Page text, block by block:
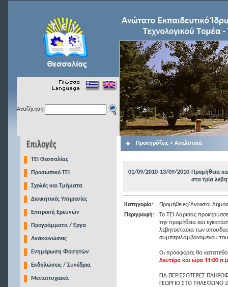
Αναζήτηση:
TEI Θεσσαλίας
Προσωπικό ΤΕΙ
Σχολές και Τμήματα
Διοικητικές Υπηρεσίες
Επιτροπή Ερευνών
Προγράμματα / Έργα
Ανακοινώσεις
Ενημέρωση Φοιτητών
Εκδηλώσεις / Συνέδρια
Μεταπτυχιακά
Προκηρύξεις > Αναλυτικά
01/09/2010-13/09/2010 Προμήθεια
στα τρία
Κατηγορία:
Προμήθειες/Ανοικτοί
Περιγραφή:
Το ΤΕΙ Λάρισας
την προμήθεια και
λεβητοστάσια των
συμπεριλαμβανομένου
Οι προσφορές θα
Δευτέρα και ώρα 11:00 π.μ
ΓΙΑ ΠΕΡΙΣΣΟΤΕΡΕΣ
ΓΕΩΡΓΙΟ ΣΤΟ ΤΗΛΕΦΩΝΟ